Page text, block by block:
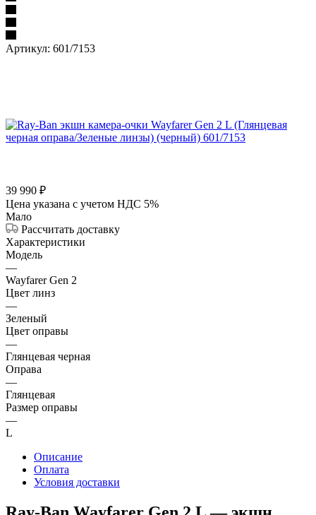
Артикул: 601/7153
39 990 ₽
Цена указана с учетом НДС 5%
Мало
Рассчитать доставку
Характеристики
Модель
—
Wayfarer Gen 2
Цвет линз
—
Зеленый
Цвет оправы
—
Глянцевая черная
Оправа
—
Глянцевая
Размер оправы
—
L
Описание
Оплата
Условия доставки